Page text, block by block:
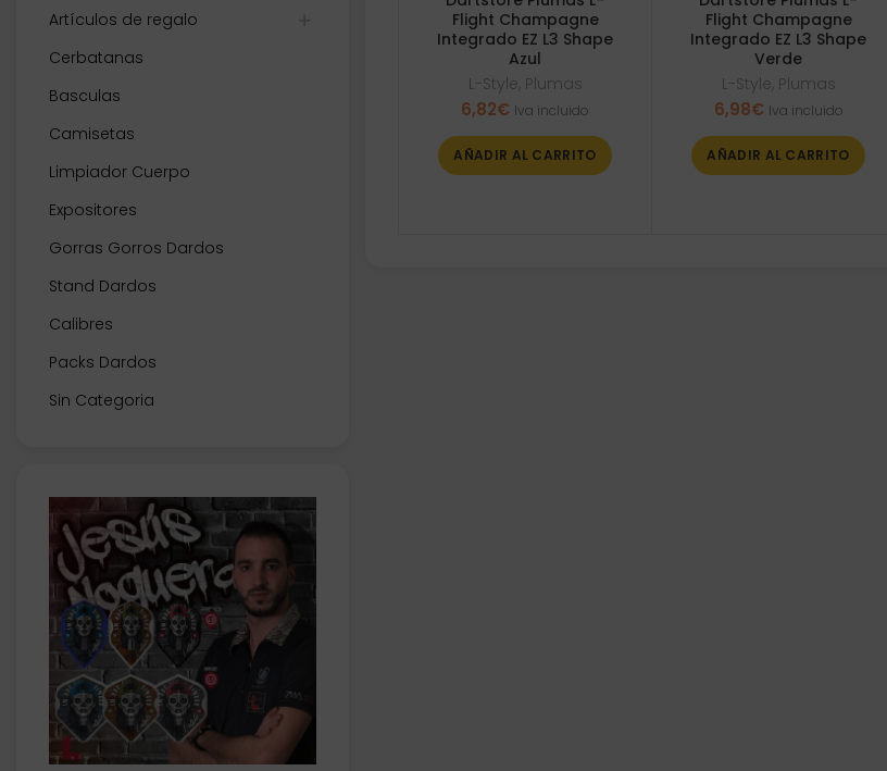
Artículos de regalo
Cerbatanas
Basculas
Camisetas
Limpiador Cuerpo
Expositores
Gorras Gorros Dardos
Stand Dardos
Calibres
Packs Dardos
Sin Categoria
Flight Champagne
Integrado EZ L3 Shape
Azul
L-Style, Plumas
6,82€ Iva incluido
AÑADIR AL CARRITO
Flight Champagne
Integrado EZ L3 Shape
Verde
L-Style, Plumas
6,98€ Iva incluido
AÑADIR AL CARRITO